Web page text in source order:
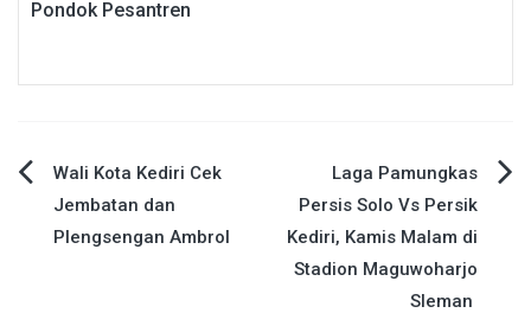
Pondok Pesantren
Navigasi
pos
Wali Kota Kediri Cek
Jembatan dan
Plengsengan Ambrol
Laga Pamungkas
Persis Solo Vs Persik
Kediri, Kamis Malam di
Stadion Maguwoharjo
Sleman